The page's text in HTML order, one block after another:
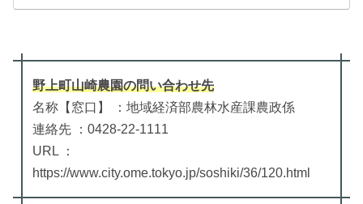
野上町山崎農園の問い合わせ先
名称【窓口】 ：地域経済部農林水産課農政係
連絡先 ：0428-22-1111
URL ：
https://www.city.ome.tokyo.jp/soshiki/36/120.html